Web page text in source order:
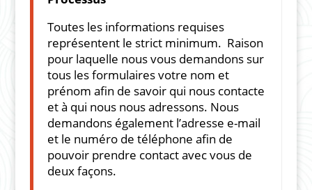
Toutes les informations requises
représentent le strict minimum. Raison
pour laquelle nous vous demandons sur
tous les formulaires votre nom et
prénom afin de savoir qui nous contacte
et à qui nous nous adressons. Nous
demandons également l’adresse e-mail
et le numéro de téléphone afin de
pouvoir prendre contact avec vous de
deux façons.